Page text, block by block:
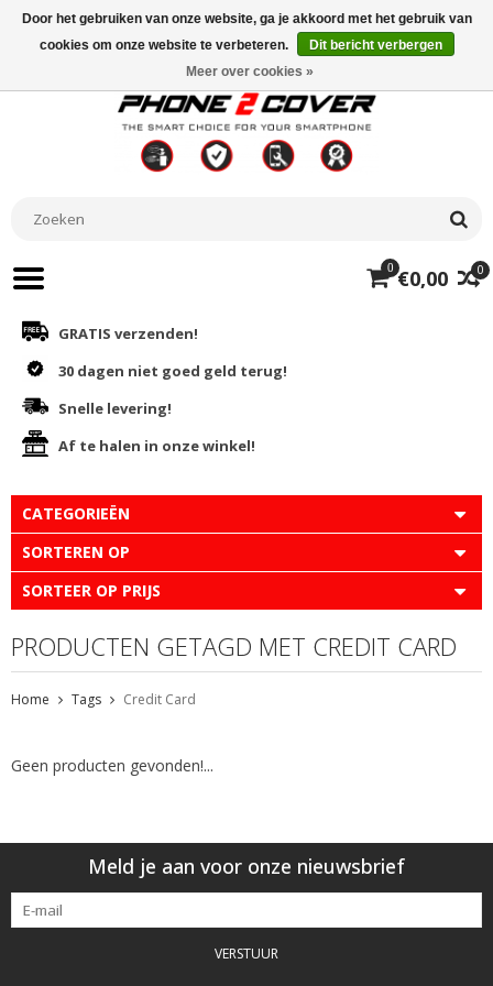
0
0 €0,00
GRATIS verzenden!
30 dagen niet goed geld terug!
Snelle levering!
Af te halen in onze winkel!
CATEGORIEËN
SORTEREN OP
SORTEER OP PRIJS
PRODUCTEN GETAGD MET CREDIT CARD
Home Tags Credit Card
Geen producten gevonden!...
Meld je aan voor onze nieuwsbrief
VERSTUUR
Door het gebruiken van onze website, ga je akkoord met het gebruik van
cookies om onze website te verbeteren.
Dit bericht verbergen
Meer over cookies »